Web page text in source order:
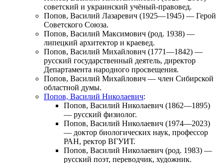
советский и украинский учёный-правовед.
Попов, Василий Лазаревич (1925—1945) — Герой
Советского Союза.
Попов, Василий Максимович (род. 1938) —
липецкий архитектор и краевед.
Попов, Василий Михайлович (1771—1842) —
русский государственный деятель, директор
Департамента народного просвещения.
Попов, Василий Михайлович — член Сибирской
областной думы.
Попов, Василий Николаевич:
Попов, Василий Николаевич (1862—1895)
— русский физиолог.
Попов, Василий Николаевич (1974—2023)
— доктор биологических наук, профессор
РАН, ректор ВГУИТ.
Попов, Василий Николаевич (род. 1983) —
русский поэт, переводчик, художник.